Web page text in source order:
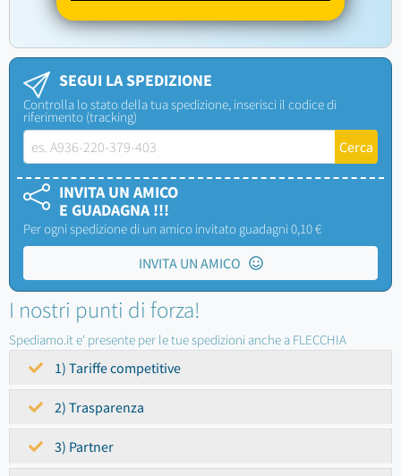
SEGUI LA SPEDIZIONE
Controlla lo stato della tua spedizione, inserisci il codice di
riferimento (tracking)
INVITA UN AMICO
E GUADAGNA !!!
Per ogni spedizione di un amico invitato guadagni 0,10 €
INVITA UN AMICO
I nostri punti di forza!
Spediamo.it e' presente per le tue spedizioni anche a FLECCHIA
1) Tariffe competitive
2) Trasparenza
3) Partner